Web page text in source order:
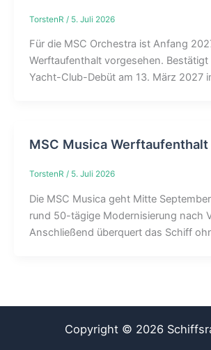
TorstenR / 5. Juli 2026
Für die MSC Orchestra ist Anfang
Werftaufenthalt vorgesehen.
Yacht-Club-Debüt am 13. März 2027
MSC Musica Werftaufenthalt
TorstenR / 5. Juli 2026
Die MSC Musica geht Mitte
rund 50-tägige Modernisierung nach
Anschließend überquert das Schiff
Copyright © 2026